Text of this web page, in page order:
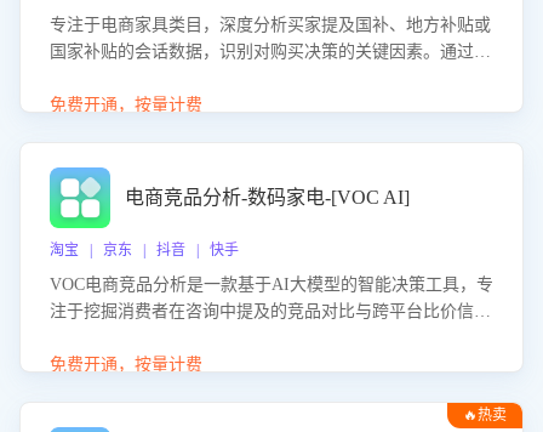
专注于电商家具类目，深度分析买家提及国补、地方补贴或
国家补贴的会话数据，识别对购买决策的关键因素。通过AI
化策略，助力商家利用国补政策提升GMV。
免费开通，按量计费
电商竞品分析-数码家电-[VOC AI]
淘宝 | 京东 | 抖音 | 快手
VOC电商竞品分析是一款基于AI大模型的智能决策工具，专
注于挖掘消费者在咨询中提及的竞品对比与跨平台比价信
商品信息，进行多维度交叉对比，并分析消费者的比价行
企业优化营销话术、突出产品与服务优势，有效提升咨询转
免费开通，按量计费
🔥热卖